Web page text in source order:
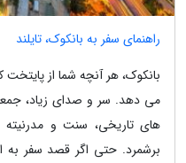
راهنمای سفر به بانکوک، تایلند
بانکوک، هر آنچه شما از پایتخت
می دهد. سر و صدای زیاد،
های تاریخی، سنت و
برشمرد. حتی اگر قصد سفر به